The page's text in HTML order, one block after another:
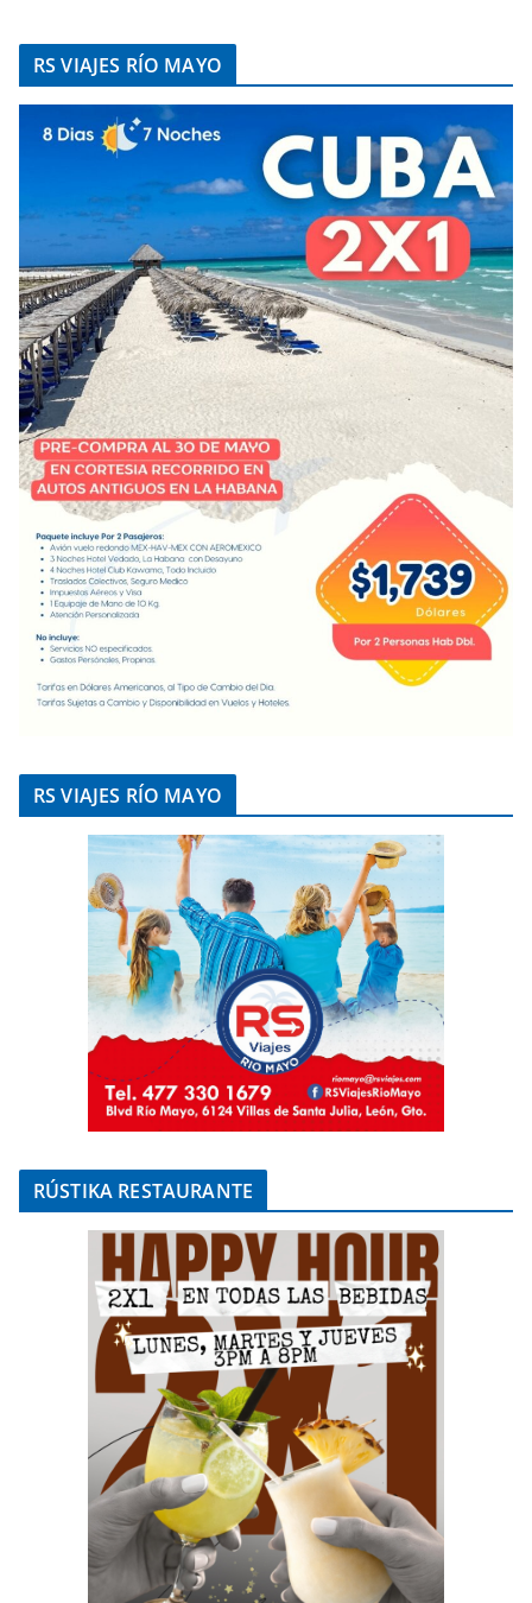
RS VIAJES RÍO MAYO
RS VIAJES RÍO MAYO
RÚSTIKA RESTAURANTE